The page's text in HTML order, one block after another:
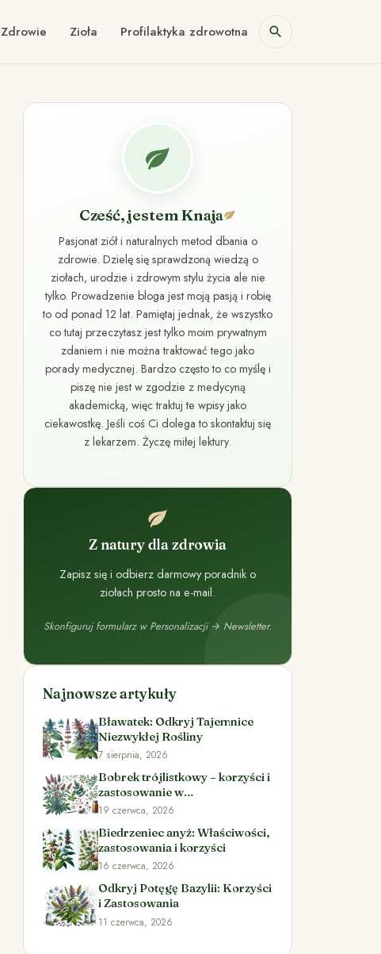
Zdrowie Zioła Profilaktyka zdrowotna
Cześć, jestem Knaja
Pasjonat ziół i naturalnych metod dbania o
zdrowie. Dzielę się sprawdzoną wiedzą o
ziołach, urodzie i zdrowym stylu życia ale nie
tylko. Prowadzenie bloga jest moją pasją i robię
to od ponad 12 lat. Pamiętaj jednak, że wszystko
co tutaj przeczytasz jest tylko moim prywatnym
zdaniem i nie można traktować tego jako
porady medycznej. Bardzo często to co myślę i
piszę nie jest w zgodzie z medycyną
akademicką, więc traktuj te wpisy jako
ciekawostkę. Jeśli coś Ci dolega to skontaktuj się
z lekarzem. Życzę miłej lektury.
Z natury dla zdrowia
Zapisz się i odbierz darmowy poradnik o
ziołach prosto na e-mail.
Skonfiguruj formularz w Personalizacji → Newsletter.
Najnowsze artykuły
Bławatek: Odkryj Tajemnice
Niezwykłej Rośliny
7 sierpnia, 2026
Bobrek trójlistkowy – korzyści i
zastosowanie w
ziołolecznictwie
19 czerwca, 2026
Biedrzeniec anyż: Właściwości,
zastosowania i korzyści
16 czerwca, 2026
Odkryj Potęgę Bazylii: Korzyści
i Zastosowania
11 czerwca, 2026